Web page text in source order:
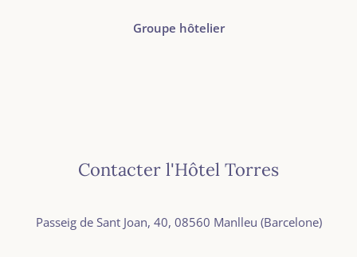
Groupe hôtelier
Contacter l'Hôtel Torres
Passeig de Sant Joan, 40, 08560 Manlleu (Barcelone)